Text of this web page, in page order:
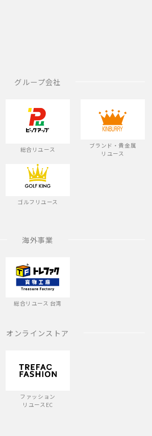
グループ会社
総合リユース
ブランド・貴金属
リユース
ゴルフリユース
海外事業
総合リユース 台湾
オンラインストア
ファッション
リユースEC